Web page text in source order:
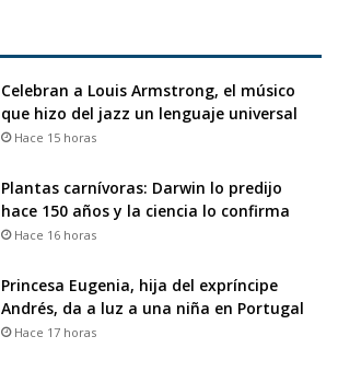
Celebran a Louis Armstrong, el músico
que hizo del jazz un lenguaje universal
Hace 15 horas
Plantas carnívoras: Darwin lo predijo
hace 150 años y la ciencia lo confirma
Hace 16 horas
Princesa Eugenia, hija del expríncipe
Andrés, da a luz a una niña en Portugal
Hace 17 horas